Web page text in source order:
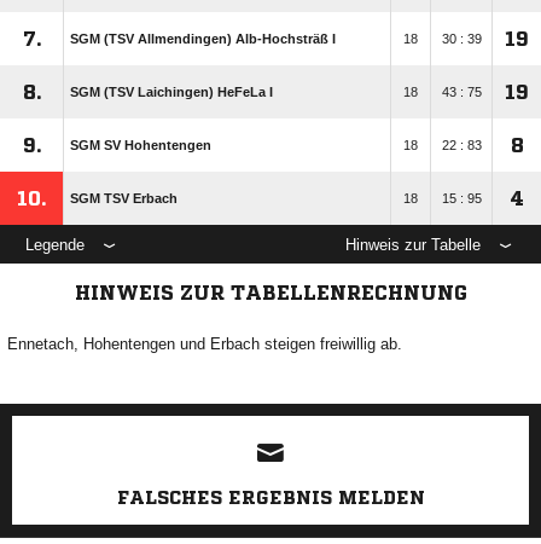
7. SGM (TSV Allmendingen) Alb-Hochsträß I 18 30 : 39 19
8. SGM (TSV Laichingen) HeFeLa I 18 43 : 75 19
9. SGM SV Hohentengen 18 22 : 83 8
10. SGM TSV Erbach 18 15 : 95 4
Legende Hinweis zur Tabelle
HINWEIS ZUR TABELLENRECHNUNG
Ennetach, Hohentengen und Erbach steigen freiwillig ab.
ANZEIGE
FALSCHES ERGEBNIS MELDEN